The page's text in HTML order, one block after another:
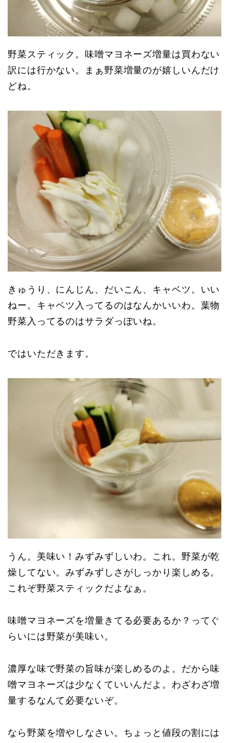
野菜スティック。味噌マヨネーズ増量は買わない
訳には行かない。まぁ野菜増量のが嬉しいんだけ
どね。
きゅうり、にんじん、だいこん、キャベツ。いい
ねー。キャベツ入ってるのはなんかいいわ。葉物
野菜入ってるのはサラダっぽいね。
ではいただきます。
うん。美味い！みずみずしいわ。これ。野菜が乾
燥してない。みずみずしさがしっかり楽しめる。
これぞ野菜スティックだよなぁ。
味噌マヨネーズを増量きてる必要あるか？ってぐ
らいには野菜が美味い。
濃厚な味で野菜の旨味が楽しめるのよ。だから味
噌マヨネーズは少なくていいんだよ。わざわざ増
量するなんて必要ないぞ。
なら野菜を増やしなさい。ちょっと値段の割には